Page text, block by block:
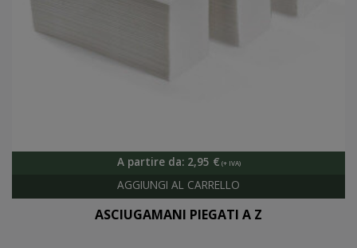
A partire da: 2,95 €
ASCIUGAMANI PIEGATI A Z